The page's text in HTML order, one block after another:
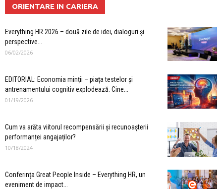
ORIENTARE IN CARIERA
Everything HR 2026 – două zile de idei, dialoguri și
perspective...
06/02/2026
EDITORIAL: Economia minții – piața testelor și
antrenamentului cognitiv explodează. Cine...
01/19/2026
Cum va arăta viitorul recompensării și recunoașterii
performanței angajaților?
10/18/2024
Conferința Great People Inside – Everything HR, un
eveniment de impact...